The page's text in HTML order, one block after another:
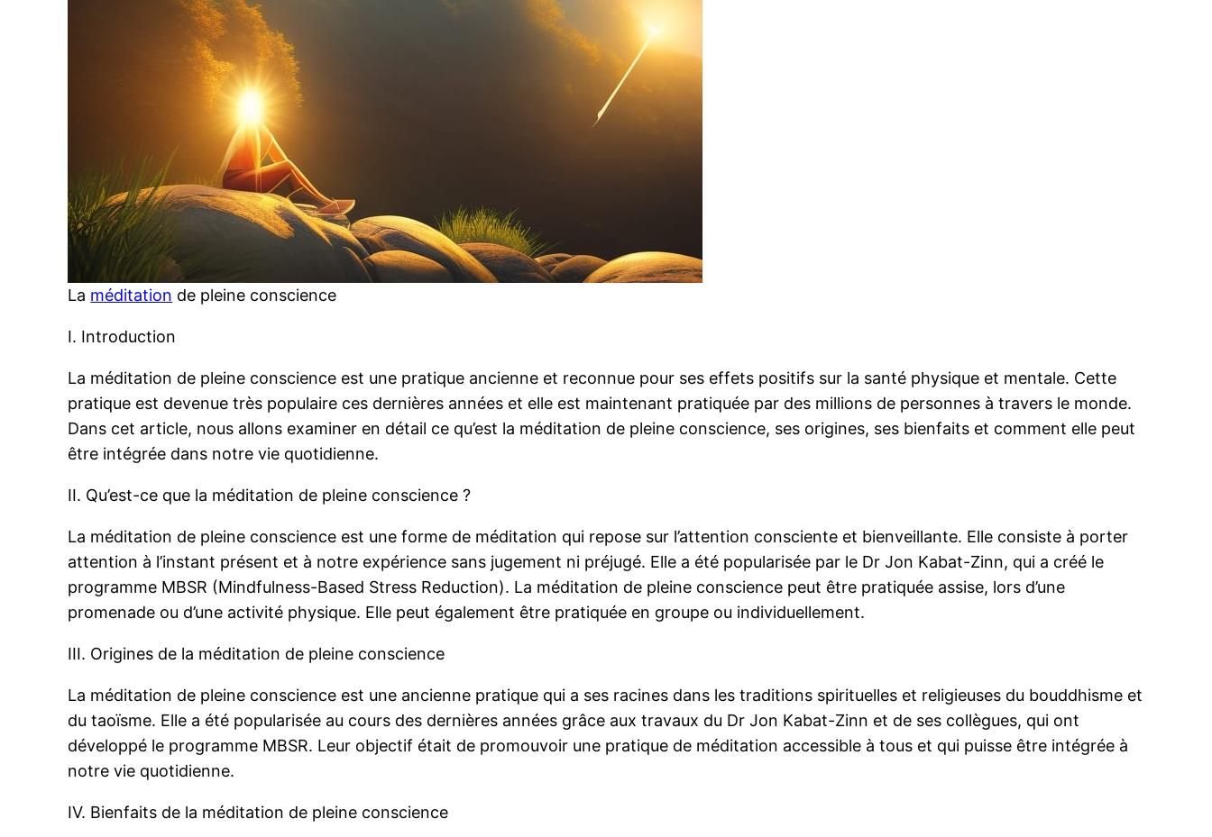
La méditation de pleine conscience
I. Introduction
La méditation de pleine conscience est une pratique ancienne et reconnue pour ses effets positifs sur la santé physique et mentale. Cette
pratique est devenue très populaire ces dernières années et elle est maintenant pratiquée par des millions de personnes à travers le monde.
Dans cet article, nous allons examiner en détail ce qu’est la méditation de pleine conscience, ses origines, ses bienfaits et comment elle peut
être intégrée dans notre vie quotidienne.
II. Qu’est-ce que la méditation de pleine conscience ?
La méditation de pleine conscience est une forme de méditation qui repose sur l’attention consciente et bienveillante. Elle consiste à porter
attention à l’instant présent et à notre expérience sans jugement ni préjugé. Elle a été popularisée par le Dr Jon Kabat-Zinn, qui a créé le
programme MBSR (Mindfulness-Based Stress Reduction). La méditation de pleine conscience peut être pratiquée assise, lors d’une
promenade ou d’une activité physique. Elle peut également être pratiquée en groupe ou individuellement.
III. Origines de la méditation de pleine conscience
La méditation de pleine conscience est une ancienne pratique qui a ses racines dans les traditions spirituelles et religieuses du bouddhisme et
du taoïsme. Elle a été popularisée au cours des dernières années grâce aux travaux du Dr Jon Kabat-Zinn et de ses collègues, qui ont
développé le programme MBSR. Leur objectif était de promouvoir une pratique de méditation accessible à tous et qui puisse être intégrée à
notre vie quotidienne.
IV. Bienfaits de la méditation de pleine conscience